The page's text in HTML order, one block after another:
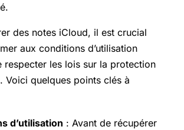
des notes iCloud, il est crucial
aux conditions d’utilisation
respecter les lois sur la protection
Voici quelques points clés à
d’utilisation : Avant de récupérer